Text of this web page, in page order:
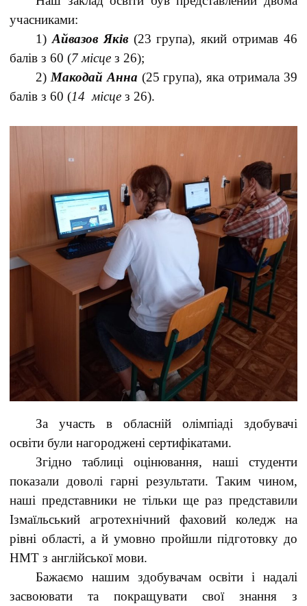
учасниками:
1)Айвазов Яків(23 група), який отримав 46
балів з 60 (7 місце з 26);
2)Макодай Анна (25 група), яка отримала 39
балів з 60 (14 місцез 26).
За участь в обласній олімпіаді здобувачі
освіти були нагороджені сертифікатами.
Згідно таблиці оцінювання, наші студенти
показали доволі гарні результати. Таким чином,
наші представники не тільки ще раз представили
Ізмаїльський агротехнічний фаховий коледж на
рівні області, а й умовно пройшли підготовку до
НМТ з англійської мови.
Бажаємо нашим здобувачам освіти і надалі
засвоювати та покращувати свої знання з